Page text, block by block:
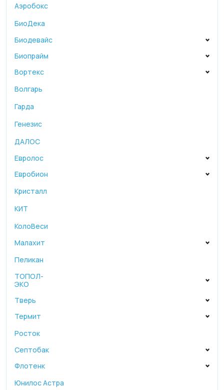
Аэробокс
БиоДека
Биодевайс
Биопрайм
Вортекс
Волгарь
Гарда
Генезис
ДАЛОС
Евролос
Евробион
Кристалл
КИТ
КолоВеси
Малахит
Пеликан
ТОПОЛ-
ЭКО
Тверь
Термит
Росток
Септобак
Флотенк
Юнилос Астра